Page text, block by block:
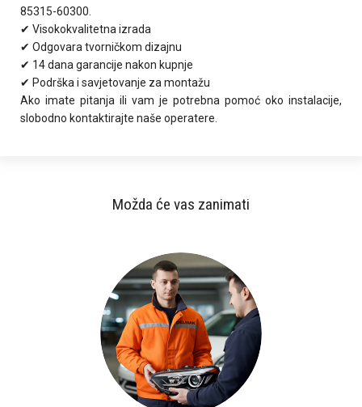
85315-60300.
✔ Visokokvalitetna izrada
✔ Odgovara tvorničkom dizajnu
✔ 14 dana garancije nakon kupnje
✔ Podrška i savjetovanje za montažu
Ako imate pitanja ili vam je potrebna pomoć oko instalacije,
slobodno kontaktirajte naše operatere.
Možda će vas zanimati